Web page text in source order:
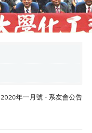
2020年一月號 - 系友會公告